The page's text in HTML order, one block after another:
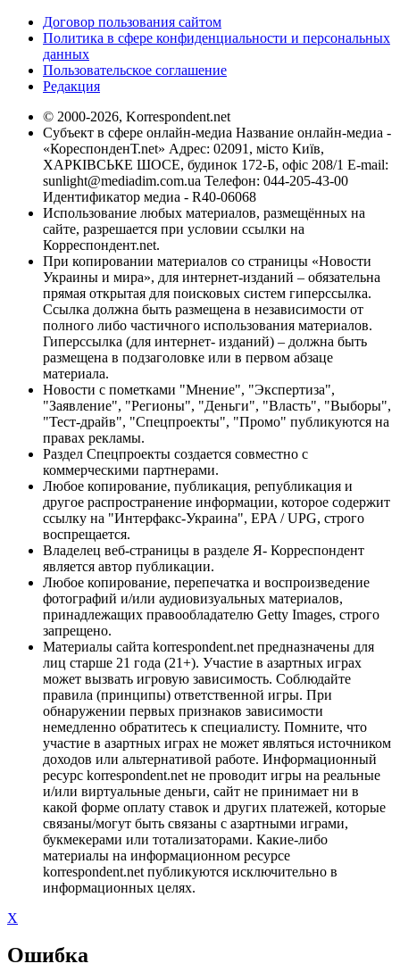
Договор пользования сайтом
Политика в сфере конфиденциальности и персональных
данных
Пользовательское соглашение
Редакция
© 2000-2026, Korrespondent.net
Субъект в сфере онлайн-медиа Название онлайн-медиа -
«КореспонденТ.net» Адрес: 02091, місто Київ,
ХАРКІВСЬКЕ ШОСЕ, будинок 172-Б, офіс 208/1 E-mail:
sunlight@mediadim.com.ua Телефон: 044-205-43-00
Идентификатор медиа - R40-06068
Использование любых материалов, размещённых на
сайте, разрешается при условии ссылки на
Корреспондент.net.
При копировании материалов со страницы «Новости
Украины и мира», для интернет-изданий – обязательна
прямая открытая для поисковых систем гиперссылка.
Ссылка должна быть размещена в независимости от
полного либо частичного использования материалов.
Гиперссылка (для интернет- изданий) – должна быть
размещена в подзаголовке или в первом абзаце
материала.
Новости с пометками "Мнение", "Экспертиза",
"Заявление", "Регионы", "Деньги", "Власть", "Выборы",
"Тест-драйв", "Спецпроекты", "Промо" публикуются на
правах рекламы.
Раздел Спецпроекты создается совместно с
коммерческими партнерами.
Любое копирование, публикация, републикация и
другое распространение информации, которое содержит
ссылку на "Интерфакс-Украина", EPA / UPG, строго
воспрещается.
Владелец веб-страницы в разделе Я- Корреспондент
является автор публикации.
Любое копирование, перепечатка и воспроизведение
фотографий и/или аудиовизуальных материалов,
принадлежащих правообладателю Getty Images, строго
запрещено.
Материалы сайта korrespondent.net предназначены для
лиц старше 21 года (21+). Участие в азартных играх
может вызвать игровую зависимость. Соблюдайте
правила (принципы) ответственной игры. При
обнаружении первых признаков зависимости
немедленно обратитесь к специалисту. Помните, что
участие в азартных играх не может являться источником
доходов или альтернативой работе. Информационный
ресурс korrespondent.net не проводит игры на реальные
и/или виртуальные деньги, сайт не принимает ни в
какой форме оплату ставок и других платежей, которые
связаны/могут быть связаны с азартными играми,
букмекерами или тотализаторами. Какие-либо
материалы на информационном ресурсе
korrespondent.net публикуются исключительно в
информационных целях.
X
Ошибка